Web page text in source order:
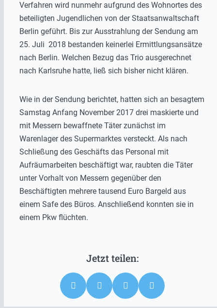
Verfahren wird nunmehr aufgrund des Wohnortes des
beteiligten Jugendlichen von der Staatsanwaltschaft
Berlin geführt. Bis zur Ausstrahlung der Sendung am
25. Juli 2018 bestanden keinerlei Ermittlungsansätze
nach Berlin. Welchen Bezug das Trio ausgerechnet
nach Karlsruhe hatte, ließ sich bisher nicht klären.
Wie in der Sendung berichtet, hatten sich an besagtem
Samstag Anfang November 2017 drei maskierte und
mit Messern bewaffnete Täter zunächst im
Warenlager des Supermarktes versteckt. Als nach
Schließung des Geschäfts das Personal mit
Aufräumarbeiten beschäftigt war, raubten die Täter
unter Vorhalt von Messern gegenüber den
Beschäftigten mehrere tausend Euro Bargeld aus
einem Safe des Büros. Anschließend konnten sie in
einem Pkw flüchten.